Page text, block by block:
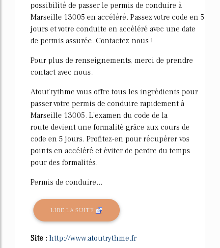
possibilité de passer le permis de conduire à
Marseille 13005 en accéléré. Passez votre code en 5
jours et votre conduite en accéléré avec une date
de permis assurée. Contactez-nous !
Pour plus de renseignements, merci de prendre
contact avec nous.
Atout'rythme vous offre tous les ingrédients pour
passer votre permis de conduire rapidement à
Marseille 13005. L'examen du code de la
route devient une formalité grâce aux cours de
code en 5 jours. Profitez-en pour récupérer vos
points en accéléré et éviter de perdre du temps
pour des formalités.
Permis de conduire...
LIRE LA SUITE
Site : http://www.atoutrythme.fr